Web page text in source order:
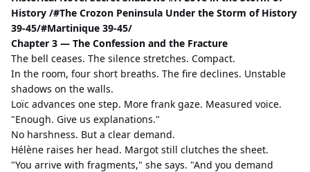
History /#The Crozon Peninsula Under the Storm of History
39-45/#Martinique 39-45/
Chapter 3 — The Confession and the Fracture
The bell ceases. The silence stretches. Compact.
In the room, four short breaths. The fire declines. Unstable
shadows on the walls.
Loïc advances one step. More frank gaze. Measured voice.
"Enough. Give us explanations."
No harshness. But a clear demand.
Hélène raises her head. Margot still clutches the sheet.
"You arrive with fragments," she says. "And you demand